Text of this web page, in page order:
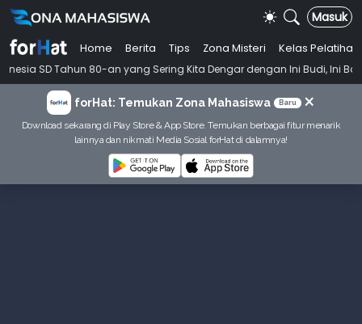
Masuk
Home Berita Tips Zona Misteri
Kelas Pelatihan
80-an yang Sering Kita Dengar dengan Ini Budi, Ini Bapak Budi, Ini
forHat: Temukan Zona Mahasiswa Baru ×
Download sekarang di Play Store & App Store. Temukan berbagai fitur menarik
lainnya dan nikmati Media Sosial forHat di dalamnya!